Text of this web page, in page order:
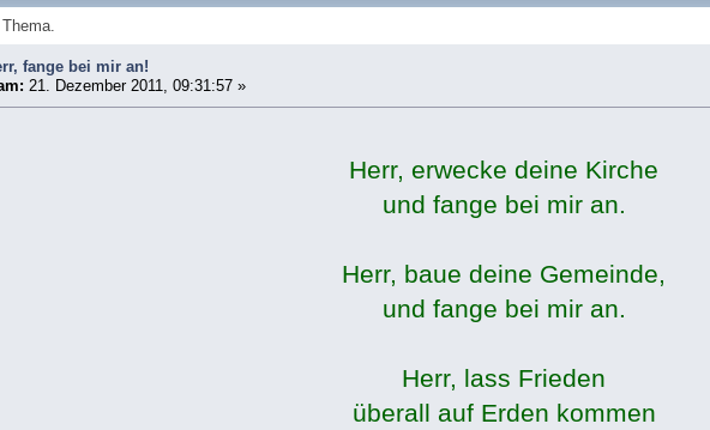
fange bei mir an!
21. Dezember 2011, 09:31:57 »
Herr, erwecke deine Kirche
und fange bei mir an.
Herr, baue deine Gemeinde,
und fange bei mir an.
Herr, lass Frieden
überall auf Erden kommen